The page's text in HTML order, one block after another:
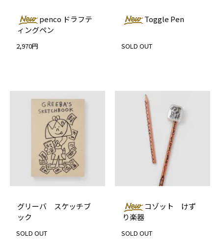
penco ドラフテ
ィングペン
2,970円
Toggle Pen
SOLD OUT
グリーバ スケッチブ
ック
SOLD OUT
コゾット けず
り楽器
SOLD OUT